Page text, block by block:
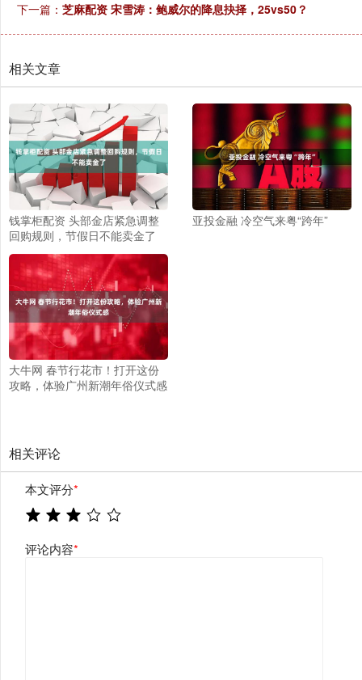
下一篇： 芝麻配资 宋雪涛：鲍威尔的降息抉择，25vs50？
相关文章
钱掌柜配资 头部金店紧急调整
回购规则，节假日不能卖金了
亚投金融 冷空气来粤“跨年”
大牛网 春节行花市！打开这份
攻略，体验广州新潮年俗仪式感
相关评论
本文评分*
评论内容*